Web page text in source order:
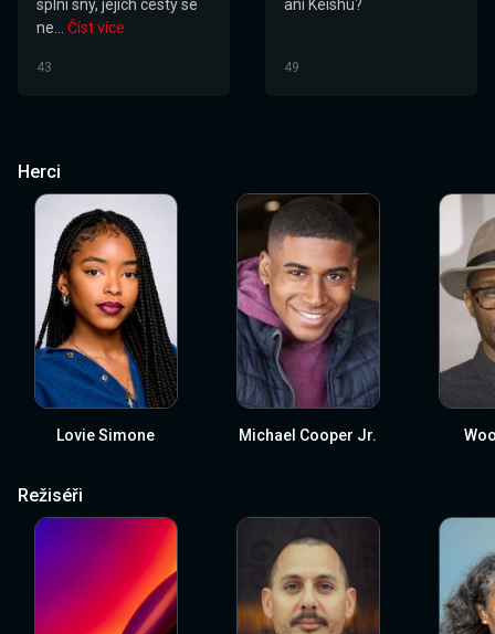
splní sny, jejich cesty se
ne... Číst více
43
ani Keishu?
49
Herci
Lovie Simone Michael Cooper Jr.
Režiséři